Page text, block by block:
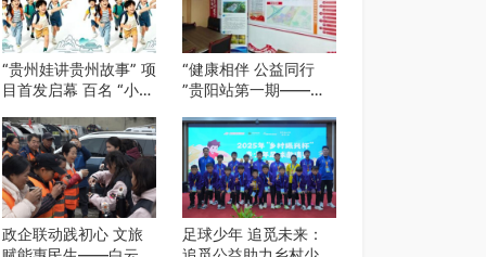
“贵州娃讲贵州故事” 项
目首发启幕 百名 “小小
成长之旅
“健康相伴 公益同行
”贵阳站第一期——岳
健康公益科普活动
政企联动践初心 文旅
足球少年 追觅未来：